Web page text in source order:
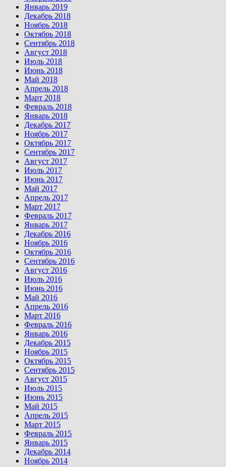
Январь 2019
Декабрь 2018
Ноябрь 2018
Октябрь 2018
Сентябрь 2018
Август 2018
Июль 2018
Июнь 2018
Май 2018
Апрель 2018
Март 2018
Февраль 2018
Январь 2018
Декабрь 2017
Ноябрь 2017
Октябрь 2017
Сентябрь 2017
Август 2017
Июль 2017
Июнь 2017
Май 2017
Апрель 2017
Март 2017
Февраль 2017
Январь 2017
Декабрь 2016
Ноябрь 2016
Октябрь 2016
Сентябрь 2016
Август 2016
Июль 2016
Июнь 2016
Май 2016
Апрель 2016
Март 2016
Февраль 2016
Январь 2016
Декабрь 2015
Ноябрь 2015
Октябрь 2015
Сентябрь 2015
Август 2015
Июль 2015
Июнь 2015
Май 2015
Апрель 2015
Март 2015
Февраль 2015
Январь 2015
Декабрь 2014
Ноябрь 2014